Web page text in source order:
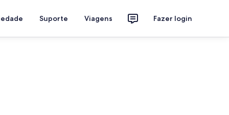
Suporte Viagens Fazer login